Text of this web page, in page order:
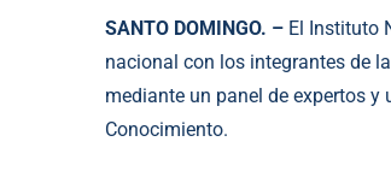
SANTO DOMINGO. – El Instituto
nacional con los integrantes de
mediante un panel de expertos
Conocimiento.